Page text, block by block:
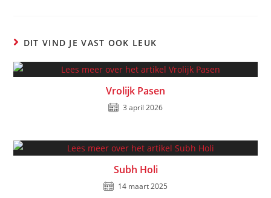
DIT VIND JE VAST OOK LEUK
Vrolijk Pasen
3 april 2026
Subh Holi
14 maart 2025